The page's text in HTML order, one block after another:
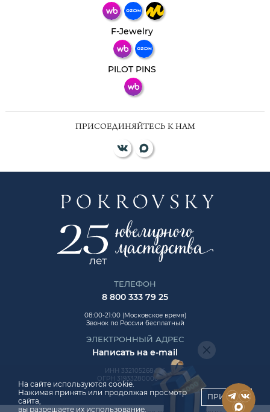
F-Jewelry
PILOT PINS
ПРИСОЕДИНЯЙТЕСЬ К НАМ
ТЕЛЕФОН
8 800 333 79 25
08:00-21:00 (Московское время)
Звонок по России бесплатный
ЭЛЕКТРОННЫЙ АДРЕС
Написать на e-mail
ИНН 332105268454
ОГРН 319332800006992
На сайте используются cookie.
Нажимая принять или продолжая просмотр
сайта,
вы разрешаете их использование.
ПРИНЯТЬ